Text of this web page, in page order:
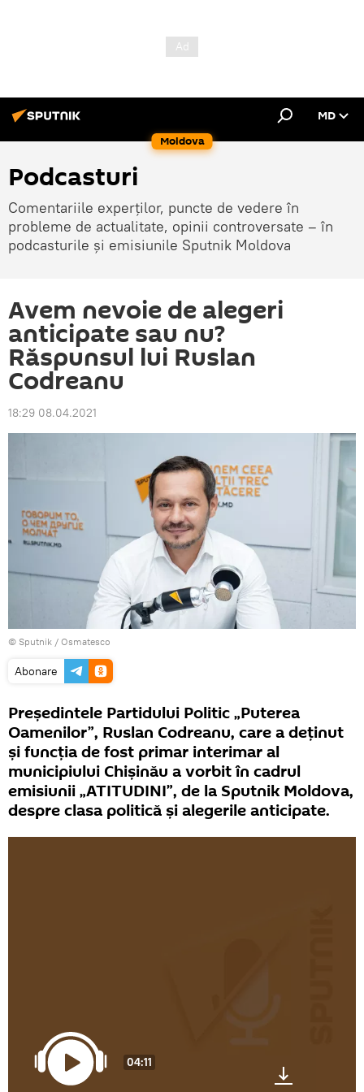
Moldova
MD
Podcasturi
Comentariile experților, puncte de vedere în
probleme de actualitate, opinii controversate – în
podcasturile și emisiunile Sputnik Moldova
Avem nevoie de alegeri
anticipate sau nu?
Răspunsul lui Ruslan
Codreanu
18:29 08.04.2021
© Sputnik / Osmatesco
Abonare
Președintele Partidului Politic „Puterea
Oamenilor”, Ruslan Codreanu, care a deținut
și funcția de fost primar interimar al
municipiului Chișinău a vorbit în cadrul
emisiunii „ATITUDINI”, de la Sputnik Moldova,
despre clasa politică și alegerile anticipate.
04:11